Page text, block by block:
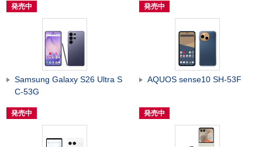
発売中 発売中
Samsung Galaxy S26 Ultra S
C-53G
発売中
AQUOS sense10 SH-53F
発売中